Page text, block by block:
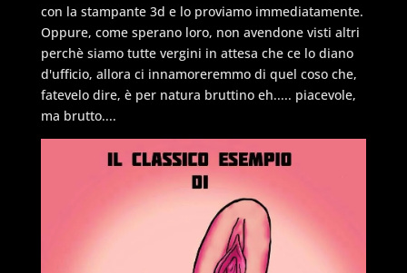
con la stampante 3d e lo proviamo immediatamente.
Oppure, come sperano loro, non avendone visti altri
perchè siamo tutte vergini in attesa che ce lo diano
d'ufficio, allora ci innamoreremmo di quel coso che,
fatevelo dire, è per natura bruttino eh..... piacevole,
ma brutto....